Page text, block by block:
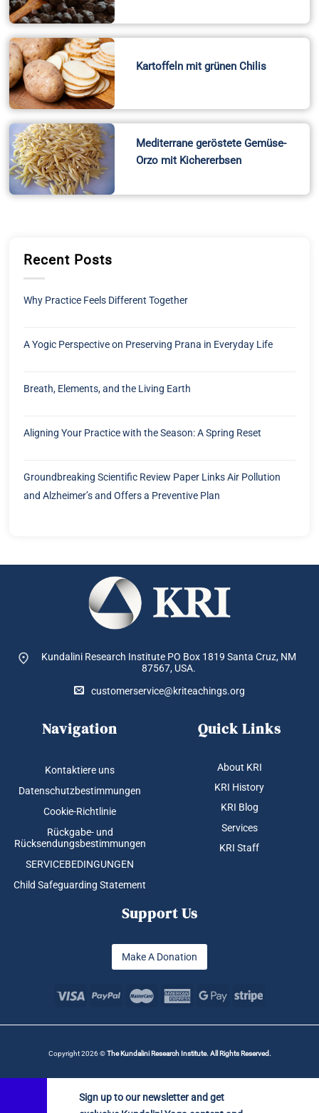
Kartoffeln mit grünen Chilis
Mediterrane geröstete Gemüse-
Orzo mit Kichererbsen
Recent Posts
Why Practice Feels Different Together
A Yogic Perspective on Preserving Prana in Everyday Life
Breath, Elements, and the Living Earth
Aligning Your Practice with the Season: A Spring Reset
Groundbreaking Scientific Review Paper Links Air Pollution
and Alzheimer’s and Offers a Preventive Plan
Kundalini Research Institute PO Box 1819 Santa Cruz, NM
87567, USA.
customerservice@kriteachings.org
Navigation
Kontaktiere uns
Datenschutzbestimmungen
Cookie-Richtlinie
Rückgabe- und
Rücksendungsbestimmungen
SERVICEBEDINGUNGEN
Child Safeguarding Statement
Quick Links
About KRI
KRI History
KRI Blog
Services
KRI Staff
Support Us
Make A Donation
Copyright 2026 ©The Kundalini Research Institute. All Rights Reserved.
Sign up to our newsletter and get